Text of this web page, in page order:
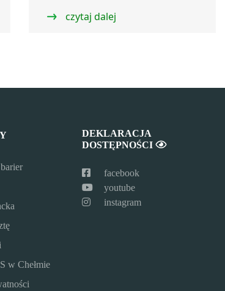
czytaj dalej
w Chełmie
DEKLARACJA
DOSTĘPNOŚCI
facebook
youtube
instagram